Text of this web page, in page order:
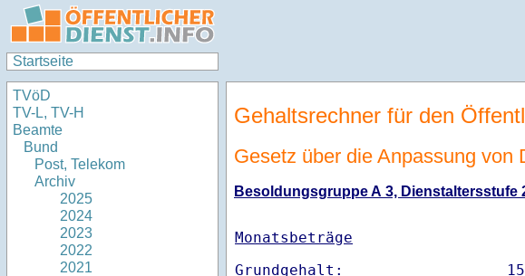
Startseite
TVöD
TV-L, TV-H
Beamte
Bund
Post, Telekom
Archiv
2025
2024
2023
2022
2021
Gehaltsrechner für den
Gesetz über die Anpassung von
Besoldungsgruppe A 3, Dienstaltersstufe
Monatsbeträge
Grundgehalt: